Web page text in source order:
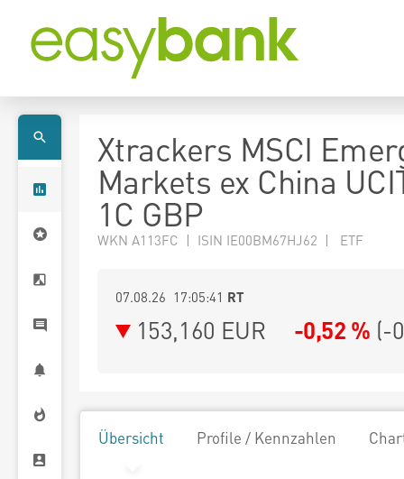
Xtrackers MSCI
Markets ex China
1C GBP
WKN A113FC | ISIN IE00BM67HJ62 | ETF
07.08.26 17:05:41 RT
153,160 EUR -0,52 % (-
Übersicht Profile / Kennzahlen